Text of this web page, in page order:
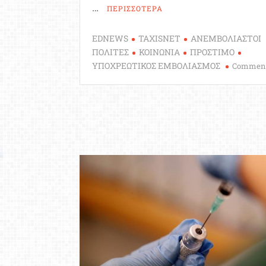
…
ΠΕΡΙΣΣΟΤΕΡΑ
EDNEWS TAXISNET
ΑΝΕΜΒΟΛΙΑΣΤΟΙ
ΠΟΛΙΤΕΣ
ΚΟΙΝΩΝΙΑ
ΠΡΟΣΤΙΜΟ
ΥΠΟΧΡΕΩΤΙΚΟΣ ΕΜΒΟΛΙΑΣΜΟΣ